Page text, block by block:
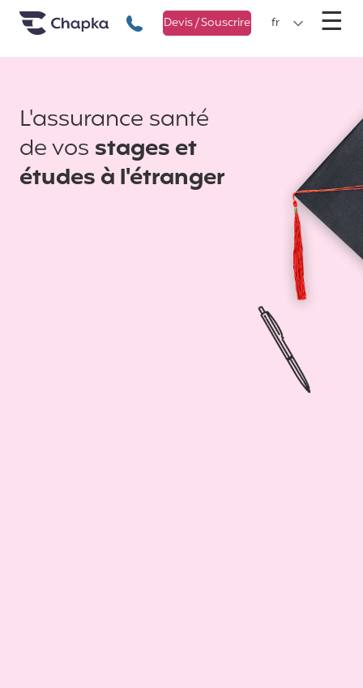
Chapka Assurances Voyages
+33 1 74 85 50 50
Devis / Souscrire fr ☰
L'assurance santé
de vos stages et
études à l'étranger